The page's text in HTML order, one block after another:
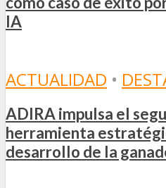
IA
ACTUALIDAD •
ADIRA impulsa el
herramienta
desarrollo de la